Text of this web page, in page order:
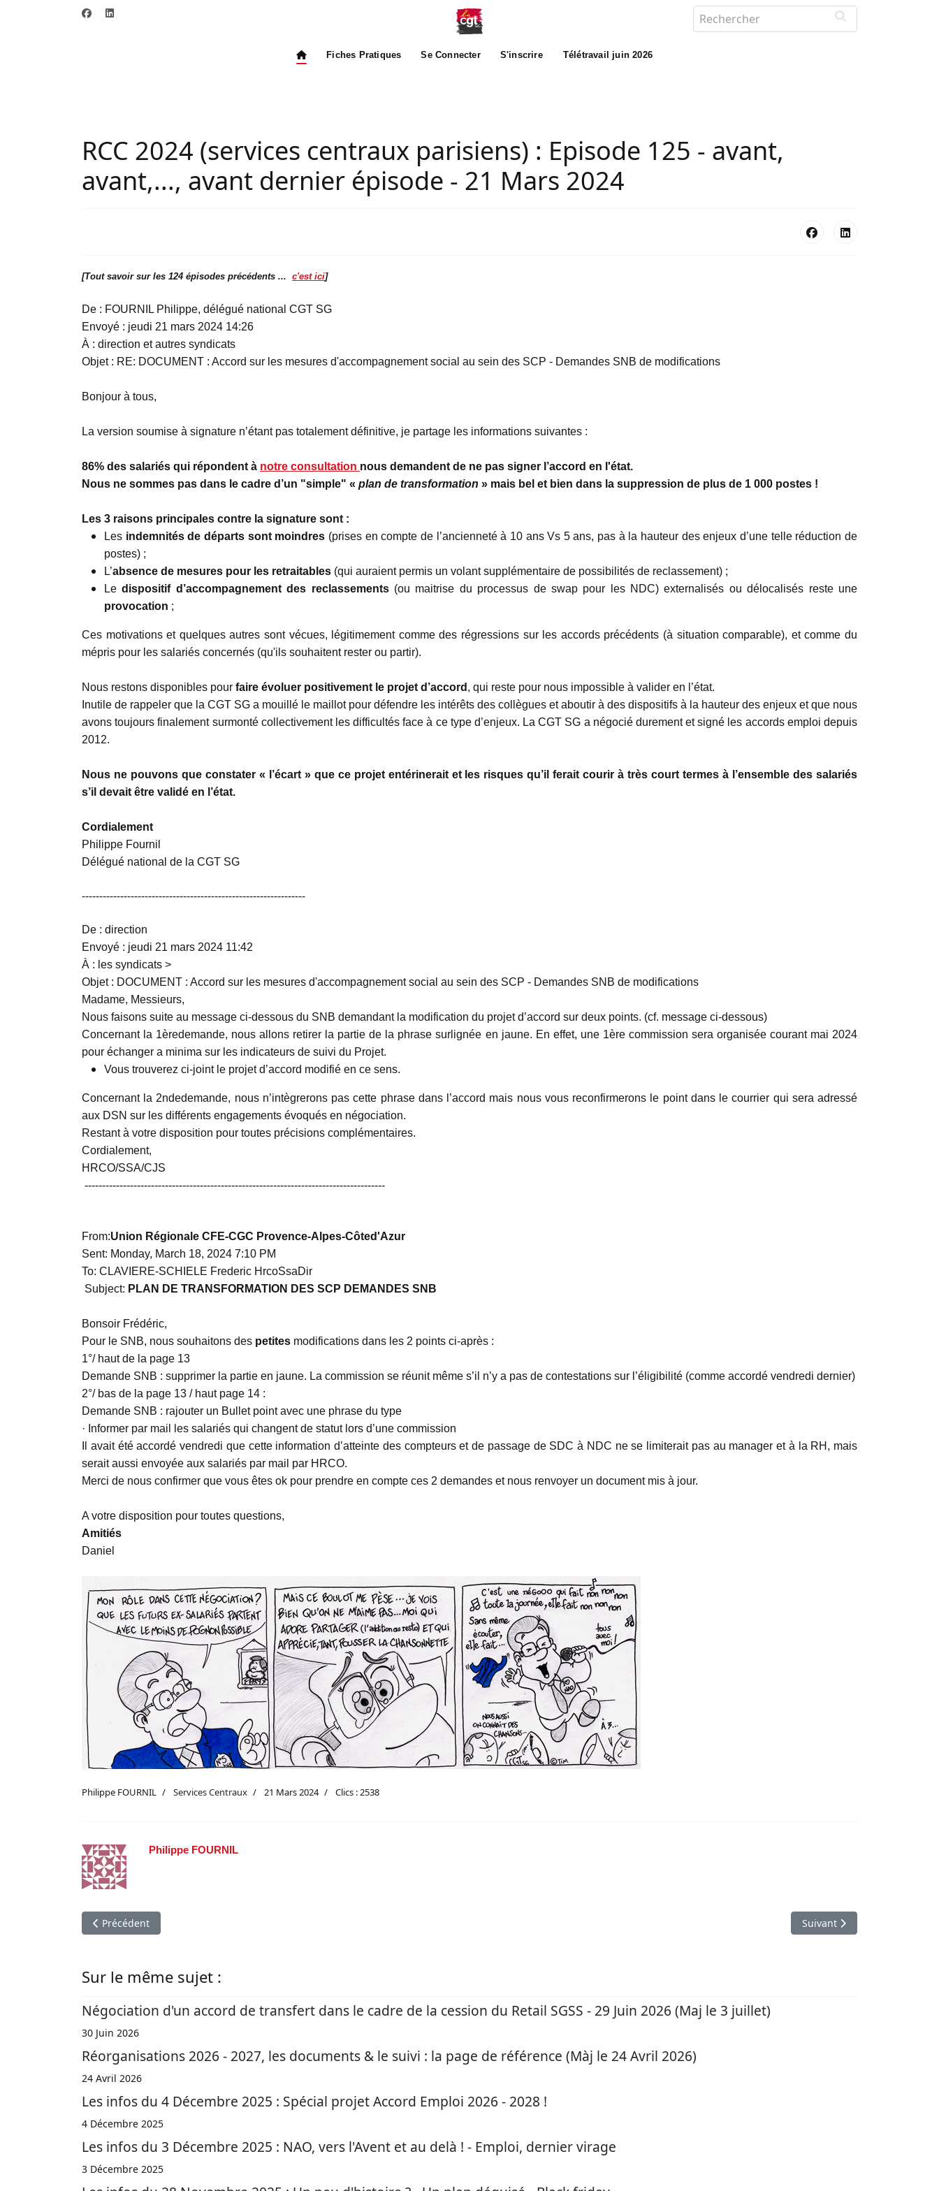
Fiches Pratiques Se Connecter S'inscrire Télétravail juin 2026
RCC 2024 (services centraux parisiens) : Episode 125 - avant,
avant,..., avant dernier épisode - 21 Mars 2024
[Tout savoir sur les 124 épisodes précédents ... c'est ici]
De : FOURNIL Philippe, délégué national CGT SG
Envoyé : jeudi 21 mars 2024 14:26
À : direction et autres syndicats
Objet : RE: DOCUMENT : Accord sur les mesures d'accompagnement social au sein des SCP - Demandes SNB de modifications
Bonjour à tous,
La version soumise à signature n’étant pas totalement définitive, je partage les informations suivantes :
86% des salariés qui répondent à notre consultation nous demandent de ne pas signer l’accord en l'état.
Nous ne sommes pas dans le cadre d’un "simple" « plan de transformation » mais bel et bien dans la suppression de plus de 1 000 postes !
Les 3 raisons principales contre la signature sont :
Les indemnités de départs sont moindres (prises en compte de l’ancienneté à 10 ans Vs 5 ans, pas à la hauteur des enjeux d’une telle réduction de
postes) ;
L’absence de mesures pour les retraitables (qui auraient permis un volant supplémentaire de possibilités de reclassement) ;
Ledispositif d’accompagnement des reclassements(ou maitrise du processus de swap pour les NDC) externalisés ou délocalisés reste une
provocation ;
Ces motivations et quelques autres sont vécues, légitimement comme des régressions sur les accords précédents (à situation comparable), et comme du
mépris pour les salariés concernés (qu'ils souhaitent rester ou partir).
Nous restons disponibles pour faire évoluer positivement le projet d’accord , qui reste pour nous impossible à valider en l’état.
Inutile de rappeler que la CGT SG a mouillé le maillot pour défendre les intérêts des collègues et aboutir à des dispositifs à la hauteur des enjeux et que nous
avons toujours finalement surmonté collectivement les difficultés face à ce type d’enjeux. La CGT SG a négocié durement et signé les accords emploi depuis
2012.
Nous ne pouvons que constater « l’écart » que ce projet entérinerait et les risques qu’il ferait courir à très court termes à l’ensemble des salariés
s’il devait être validé en l’état.
Cordialement
Philippe Fournil
Délégué national de la CGT SG
----------------------------------------------------------------
De : direction
Envoyé : jeudi 21 mars 2024 11:42
À : les syndicats >
Objet : DOCUMENT : Accord sur les mesures d'accompagnement social au sein des SCP - Demandes SNB de modifications
Madame, Messieurs,
Nous faisons suite au message ci-dessous du SNB demandant la modification du projet d’accord sur deux points. (cf. message ci-dessous)
Concernant la 1èredemande, nous allons retirer la partie de la phrase surlignée en jaune. En effet, une 1ère commission sera organisée courant mai 2024
pour échanger a minima sur les indicateurs de suivi du Projet.
Vous trouverez ci-joint le projet d’accord modifié en ce sens.
Concernant la 2ndedemande, nous n’intègrerons pas cette phrase dans l’accord mais nous vous reconfirmerons le point dans le courrier qui sera adressé
aux DSN sur les différents engagements évoqués en négociation.
Restant à votre disposition pour toutes précisions complémentaires.
Cordialement,
HRCO/SSA/CJS
--------------------------------------------------------------------------------------
From:Union Régionale CFE-CGC Provence-Alpes-Côted'Azur
Sent: Monday, March 18, 2024 7:10 PM
To: CLAVIERE-SCHIELE Frederic HrcoSsaDir
Subject: PLAN DE TRANSFORMATION DES SCP DEMANDES SNB
Bonsoir Frédéric,
Pour le SNB, nous souhaitons des petites modifications dans les 2 points ci-après :
1°/ haut de la page 13
Demande SNB : supprimer la partie en jaune. La commission se réunit même s’il n’y a pas de contestations sur l’éligibilité (comme accordé vendredi dernier)
2°/ bas de la page 13 / haut page 14 :
Demande SNB : rajouter un Bullet point avec une phrase du type
· Informer par mail les salariés qui changent de statut lors d’une commission
Il avait été accordé vendredi que cette information d’atteinte des compteurs et de passage de SDC à NDC ne se limiterait pas au manager et à la RH, mais
serait aussi envoyée aux salariés par mail par HRCO.
Merci de nous confirmer que vous êtes ok pour prendre en compte ces 2 demandes et nous renvoyer un document mis à jour.
A votre disposition pour toutes questions,
Amitiés
Daniel
Philippe FOURNIL Services Centraux 21 Mars 2024 Clics : 2538
Philippe FOURNIL
Article précédent : RCC / Plan / réorganisations 2024 - 27 mars 2024 : Le guide suprême (du plan 2024)
Précédent Article suivant : RCC 2024 -
Suivant
Sur le même sujet :
Négociation d'un accord de transfert dans le cadre de la cession du Retail SGSS - 29 Juin 2026 (Maj le 3 juillet)
30 Juin 2026
Réorganisations 2026 - 2027, les documents & le suivi : la page de référence (Màj le 24 Avril 2026)
24 Avril 2026
Les infos du 4 Décembre 2025 : Spécial projet Accord Emploi 2026 - 2028 !
4 Décembre 2025
Les infos du 3 Décembre 2025 : NAO, vers l'Avent et au delà ! - Emploi, dernier virage
3 Décembre 2025